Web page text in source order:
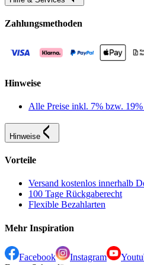
Zahlungsmethoden
Hinweise
Alle Preise inkl. 7% bzw. 19%
Hinweise
Vorteile
Versand kostenlos innerhalb
100 Tage Rückgaberecht
Flexible Bezahlarten
Mehr Inspiration
Facebook Instagram